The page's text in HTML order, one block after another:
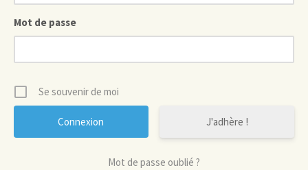
Mot de passe
Se souvenir de moi
J'adhère !
Mot de passe oublié ?